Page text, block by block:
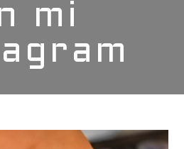
mi